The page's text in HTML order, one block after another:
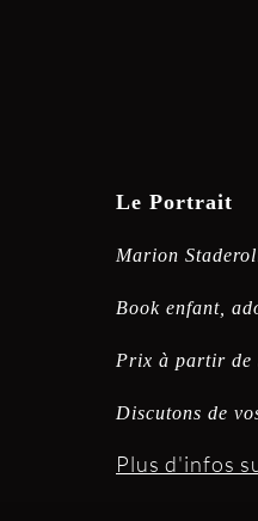
Le Portrait
Marion
Book enfant,
Prix à partir de
Discutons de
Plus d'infos